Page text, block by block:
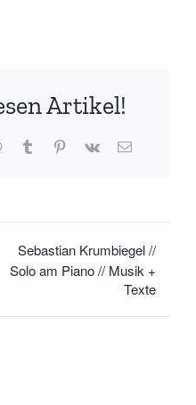
Artikel!
WhatsApp
TumblrPinterest
Vk
E-
Sebastian Krumbiegel //
Solo am Piano // Musik +
Texte